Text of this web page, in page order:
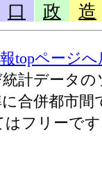
口
政
造
topページへ
計データの
合併都市
はフリーで